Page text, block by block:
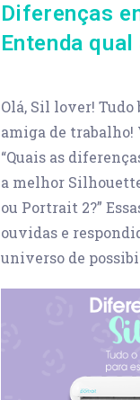
Diferenças
Entenda
Olá, Sil lover! Tudo
amiga de trabalho!
“Quais as
a melhor
ou Portrait 2?”
ouvidas e
universo de